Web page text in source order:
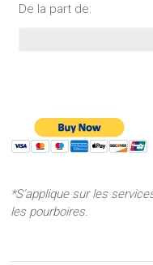
De la part de:
*S’applique sur les
les pourboires.